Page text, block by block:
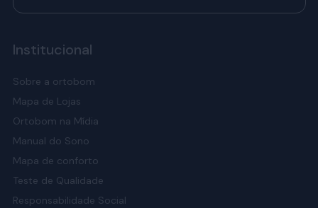
Institucional
Sobre a ortobom
Mapa de Lojas
Ortobom na Mídia
Manual do Sono
Mapa de conforto
Teste de Qualidade
Responsabilidade Social